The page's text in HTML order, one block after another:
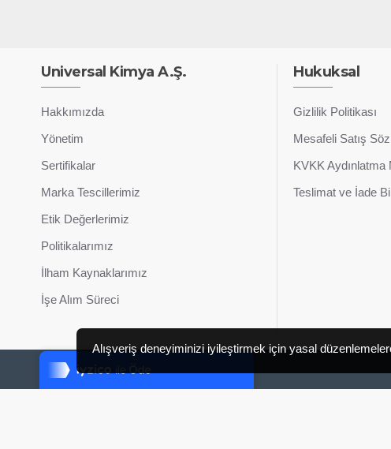
7/24 Canlı Destek
%100 Sorunsuz Alışveriş
Universal Kimya A.Ş.
Hakkımızda
Yönetim
Sertifikalar
Marka Tescillerimiz
Etik Değerlerimiz
Politikalarımız
İlham Kaynaklarımız
İşe Alım Süreci
Hukuksal
Gizlilik Politikası
Mesafeli Satış
KVKK Aydınlatma
Teslimat ve İade
Alışveriş deneyiminizi iyileştirmek için yasal